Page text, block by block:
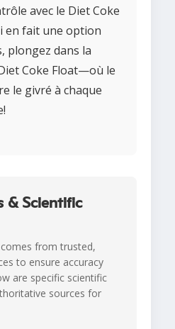
avec le Diet Coke
en fait une option
plongez dans la
Coke Float—où le
le givré à chaque
& Scientific
from trusted,
to ensure accuracy
are specific scientific
sources for